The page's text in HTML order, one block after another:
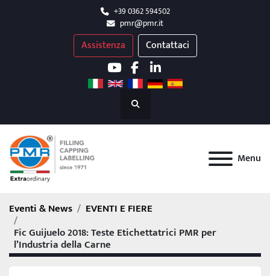
+39 0362 594502
pmr@pmr.it
Assistenza Contattaci
youtube
facebook
linkedin
Cerca
Menu
Eventi & News
EVENTI E FIERE
Fic Guijuelo 2018: Teste Etichettatrici PMR per
l’Industria della Carne